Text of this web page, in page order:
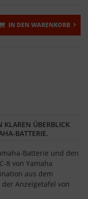
IN DEN WARENKORB
KLAREN ÜBERBLICK
BATTERIE.
Batterie und den
8 von Yamaha
aus dem
Anzeigetafel von